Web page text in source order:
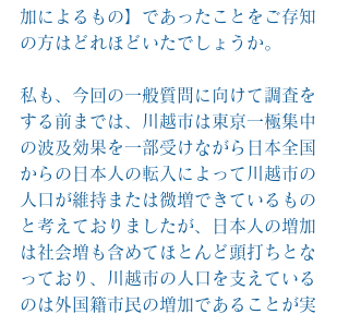
加によるもの】であったことをご存知
の方はどれほどいたでしょうか。
私も、今回の一般質問に向けて調査を
する前までは、川越市は東京一極集中
の波及効果を一部受けながら日本全国
からの日本人の転入によって川越市の
人口が維持または微増できているもの
と考えておりましたが、日本人の増加
は社会増も含めてほとんど頭打ちとな
っており、川越市の人口を支えている
のは外国籍市民の増加であることが実